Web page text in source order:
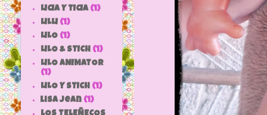
LICIA Y TICIA (1)
LILLI (1)
LILO (1)
LILO & STICH (1)
LILO ANIMATOR
(1)
LILO Y STICH (1)
lisa jean (1)